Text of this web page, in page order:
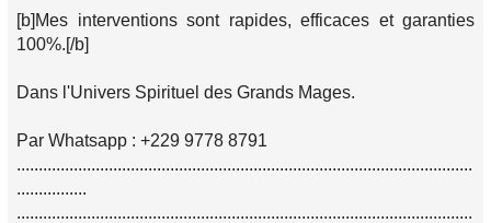
[b]Mes interventions sont rapides, efficaces et garanties
100%.[/b]
Dans l'Univers Spirituel des Grands Mages.
Par Whatsapp : +229 9778 8791
........................................................................................................
................
........................................................................................................